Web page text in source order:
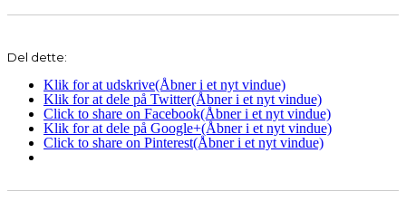
Del dette:
Klik for at udskrive(Åbner i et nyt vindue)
Klik for at dele på Twitter(Åbner i et nyt vindue)
Click to share on Facebook(Åbner i et nyt vindue)
Klik for at dele på Google+(Åbner i et nyt vindue)
Click to share on Pinterest(Åbner i et nyt vindue)